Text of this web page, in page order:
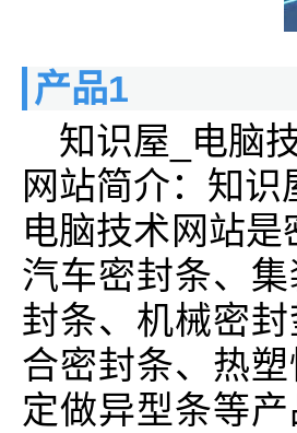
产品1
知识屋_电脑
网站简介：知
电脑技术网站
汽车密封条、
封条、机械密
合密封条、热
定做异型条等